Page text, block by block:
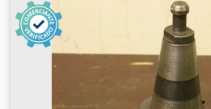
de recorte, cortador circular
Fabricante: Marchner, aparato de
mandrinado, cortador circular -
diámetro: 33 - 85 mm -
340/165/Al100 mm - Peso: 5,3 kg